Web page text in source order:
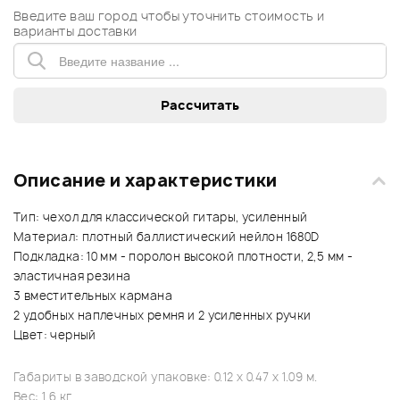
Введите ваш город чтобы уточнить стоимость и
варианты доставки
Описание и характеристики
Тип: чехол для классической гитары, усиленный
Материал: плотный баллистический нейлон 1680D
Подкладка: 10 мм - поролон высокой плотности, 2,5 мм -
эластичная резина
3 вместительных кармана
2 удобных наплечных ремня и 2 усиленных ручки
Цвет: черный
Габариты в заводской упаковке: 0.12 x 0.47 x 1.09 м.